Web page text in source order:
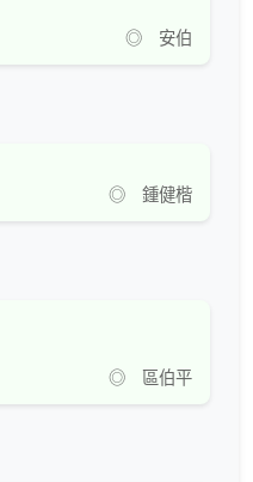
◎ 安伯
◎ 鍾健楷
◎ 區伯平